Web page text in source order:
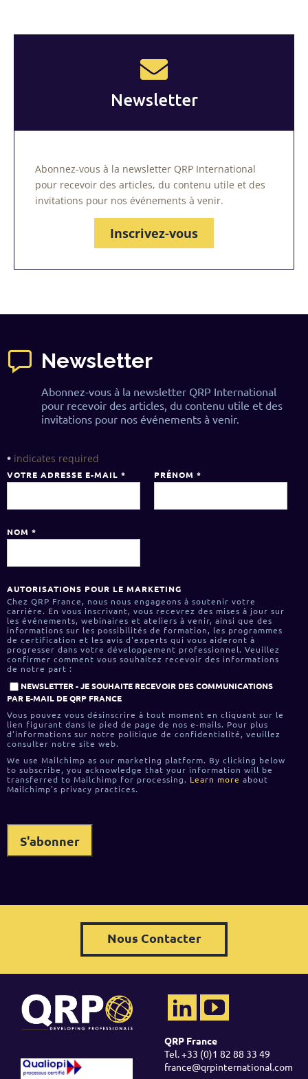
Newsletter
Abonnez-vous à la newsletter QRP International
pour recevoir des articles, du contenu utile et des
invitations pour nos événements à venir.
Inscrivez-vous
Newsletter
Abonnez-vous à la newsletter QRP International
pour recevoir des articles, du contenu utile et des
invitations pour nos événements à venir.
* indicates required
VOTRE ADRESSE E-MAIL * PRÉNOM *
NOM *
AUTORISATIONS POUR LE MARKETING
Chez QRP France, nous nous engageons à soutenir votre
carrière. En vous inscrivant, vous recevrez des mises à jour sur
les événements, webinaires et ateliers à venir, ainsi que des
informations sur les possibilités de formation, les programmes
de certification et les avis d'experts qui vous aideront à
progresser dans votre développement professionnel. Veuillez
confirmer comment vous souhaitez recevoir des informations
de notre part :
NEWSLETTER - JE SOUHAITE RECEVOIR DES COMMUNICATIONS
PAR E-MAIL DE QRP FRANCE
Vous pouvez vous désinscrire à tout moment en cliquant sur le
lien figurant dans le pied de page de nos e-mails. Pour plus
d'informations sur notre politique de confidentialité, veuillez
consulter notre site web.
We use Mailchimp as our marketing platform. By clicking below
to subscribe, you acknowledge that your information will be
transferred to Mailchimp for processing. Learn more about
Mailchimp's privacy practices.
Nous Contacter
QRP France
Tel. +33 (0)1 82 88 33 49
france@qrpinternational.com